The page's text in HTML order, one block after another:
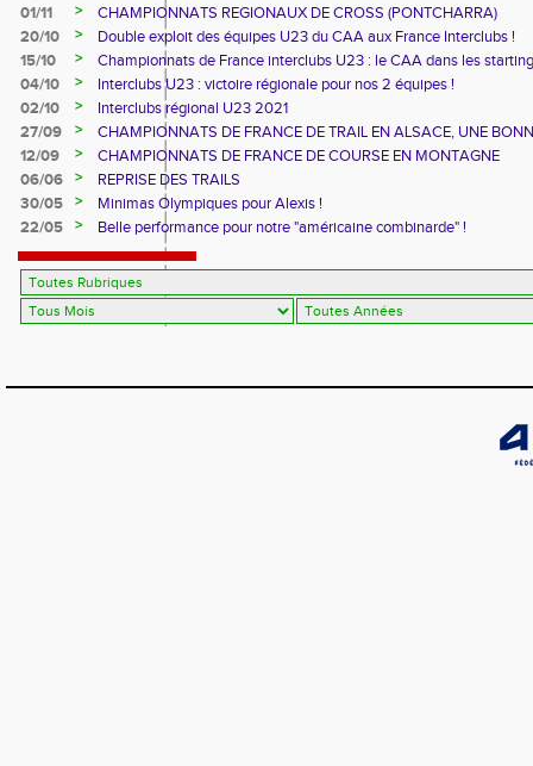
01/11
>
CHAMPIONNATS REGIONAUX DE CROSS (PONTCHARRA)
20/10
>
Double exploit des équipes U23 du CAA aux France Interclubs !
15/10
>
Championnats de France interclubs U23 : le CAA dans les
blocks !
04/10 >
Interclubs U23 : victoire régionale pour nos 2 équipes !
02/10
>
Interclubs régional U23 2021
27/09
>
CHAMPIONNATS DE FRANCE DE TRAIL EN ALSACE, UNE
CUVEE
12/09 >
CHAMPIONNATS DE FRANCE DE COURSE EN MONTAGNE
06/06
>
REPRISE DES TRAILS
30/05
>
Minimas Olympiques pour Alexis !
22/05
> Belle performance pour notre "américaine combinarde" !